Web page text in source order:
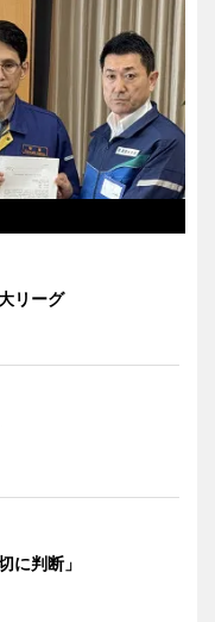
リーグ
に判断」